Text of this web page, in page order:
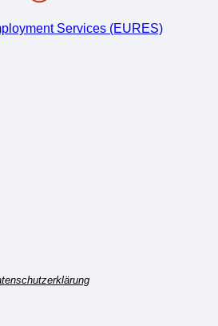
Services (EURES)